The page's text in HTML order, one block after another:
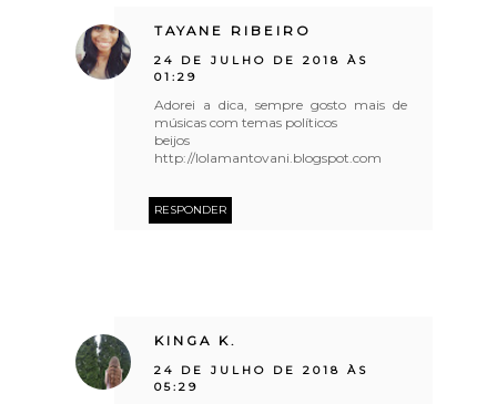
TAYANE RIBEIRO
24 DE JULHO DE 2018 ÀS
01:29
Adorei a dica, sempre gosto mais de
músicas com temas políticos
beijos
http://lolamantovani.blogspot.com
RESPONDER
KINGA K.
24 DE JULHO DE 2018 ÀS
05:29